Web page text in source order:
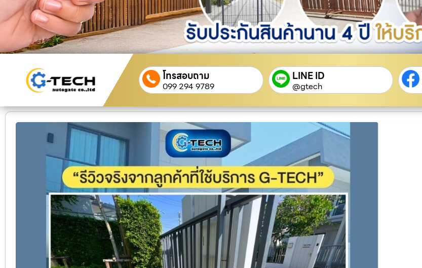
โทรสอบถาม
099 294 9789
LINE ID
@gtech